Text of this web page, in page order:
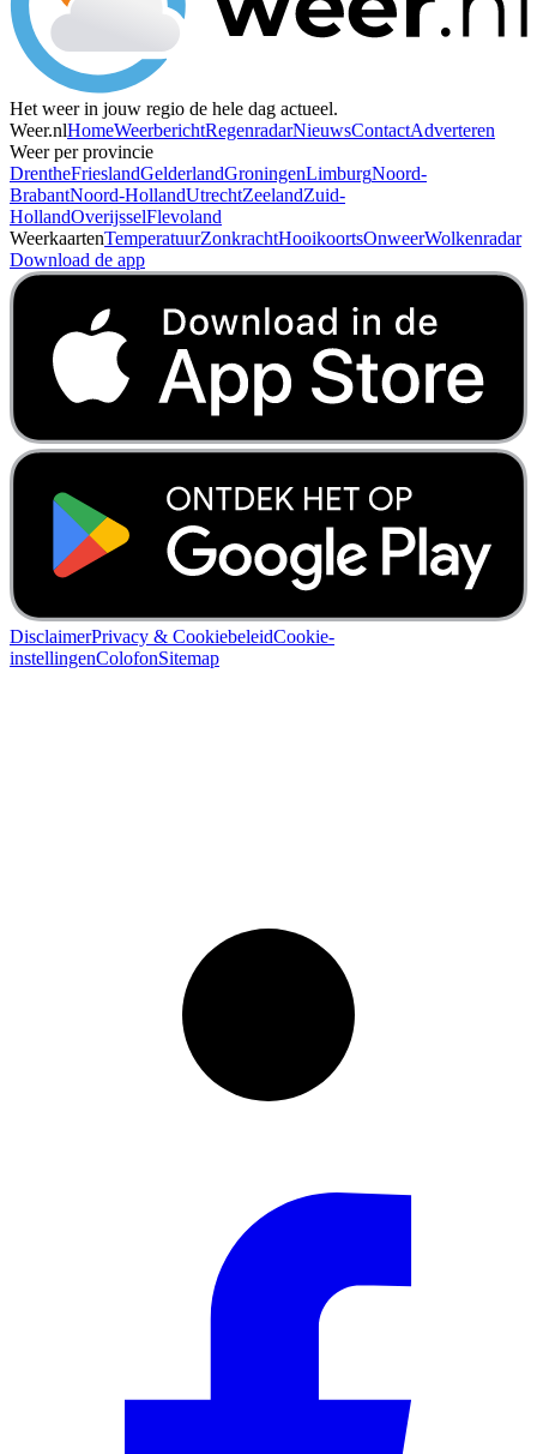
Het weer in jouw regio de hele dag actueel.
Weer.nlHomeWeerberichtRegenradarNieuwsContactAdverteren
Weer per provincie
DrentheFrieslandGelderlandGroningenLimburgNoord-
BrabantNoord-HollandUtrechtZeelandZuid-
HollandOverijsselFlevoland
WeerkaartenTemperatuurZonkrachtHooikoortsOnweerWolkenradar
Download de app
DisclaimerPrivacy & CookiebeleidCookie-
instellingenColofonSitemap